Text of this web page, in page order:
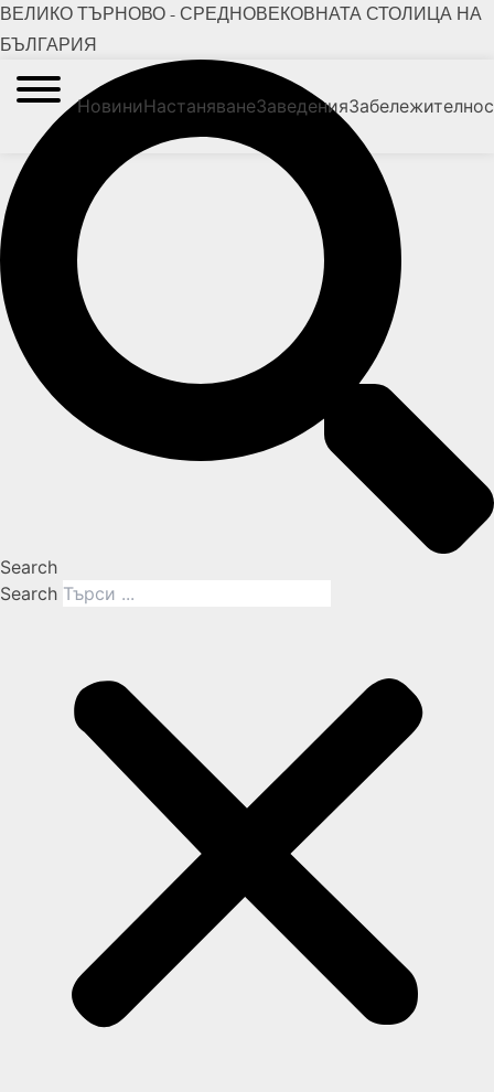
ВЕЛИКО ТЪРНОВО - СРЕДНОВЕКОВНАТА СТОЛИЦА НА
БЪЛГАРИЯ
НовиниНастаняванеЗаведения
Search
Search